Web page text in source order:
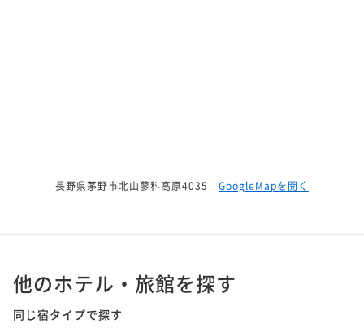
長野県茅野市北山蓼科高原4035 GoogleMapを開く
他のホテル・旅館を探す
同じ宿タイプで探す